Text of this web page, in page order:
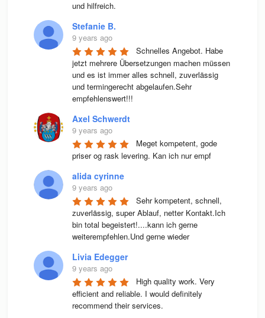
und hilfreich.
Stefanie B.
9 years ago
Schnelles Angebot. Habe
jetzt mehrere Übersetzungen machen müssen
und es ist immer alles schnell, zuverlässig
und termingerecht abgelaufen.Sehr
empfehlenswert!!!
Axel Schwerdt
9 years ago
Meget kompetent, gode
priser og rask levering. Kan ich nur empf
alida cyrinne
9 years ago
Sehr kompetent, schnell,
zuverlässig, super Ablauf, netter Kontakt.Ich
bin total begeistert!....kann ich gerne
weiterempfehlen.Und gerne wieder
Livia Edegger
9 years ago
High quality work. Very
efficient and reliable. I would definitely
recommend their services.